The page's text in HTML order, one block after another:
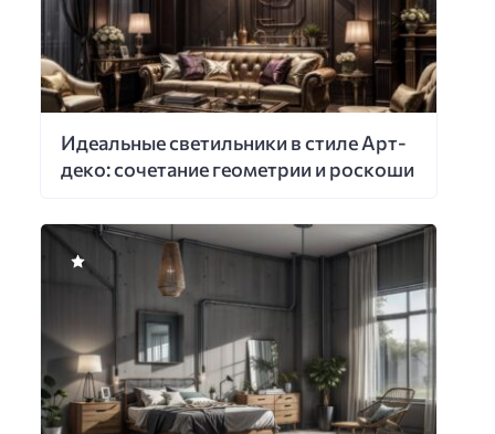
Идеальные светильники в стиле Арт-
деко: сочетание геометрии и роскоши